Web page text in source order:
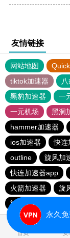
友情链接
网站地图
tiktok加速器
黑豹加速器
一
一元机场
黑洞
hammer加速器
ios加速器
快连
outline
旋风加
快连加速器app
火箭加速器
旋
旋风加速度器
首页 安
永久